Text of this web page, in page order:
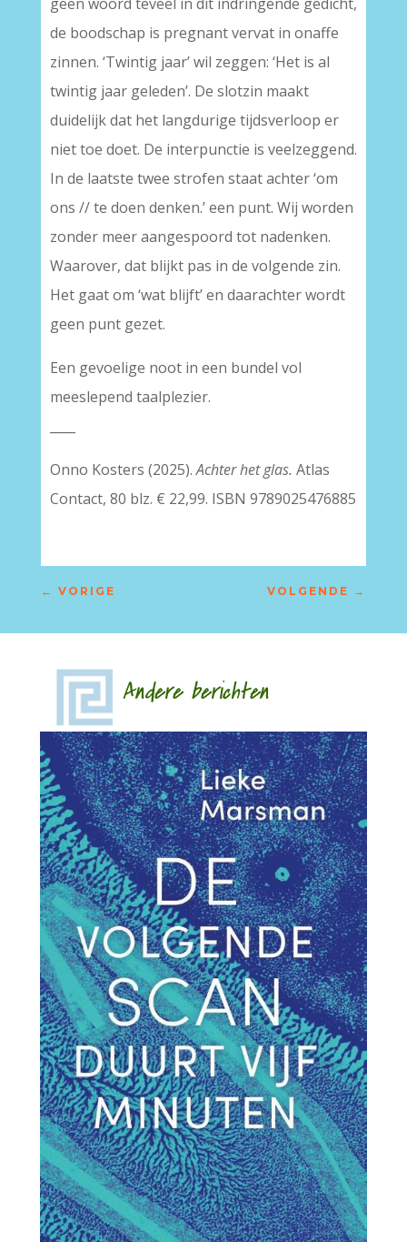
de boodschap is pregnant vervat in onaffe
zinnen. ‘Twintig jaar’ wil zeggen: ‘Het is al
twintig jaar geleden’. De slotzin maakt
duidelijk dat het langdurige tijdsverloop er
niet toe doet. De interpunctie is veelzeggend.
In de laatste twee strofen staat achter ‘om
ons // te doen denken.’ een punt. Wij worden
zonder meer aangespoord tot nadenken.
Waarover, dat blijkt pas in de volgende zin.
Het gaat om ‘wat blijft’ en daarachter wordt
geen punt gezet.
Een gevoelige noot in een bundel vol
meeslepend taalplezier.
Onno Kosters (2025).Achter het glas. Atlas
Contact, 80 blz. € 22,99. ISBN 9789025476885
← VORIGE VOLGENDE →
Andere berichten